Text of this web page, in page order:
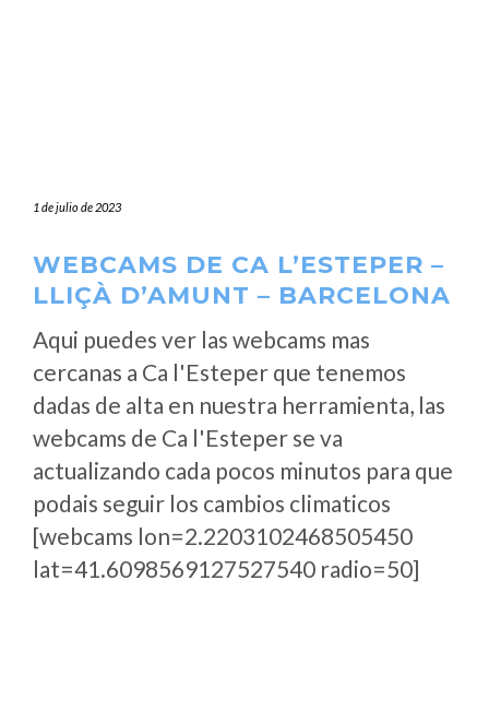
1 de julio de 2023
WEBCAMS DE CA L’ESTEPER –
LLIÇÀ D’AMUNT – BARCELONA
Aqui puedes ver las webcams mas
cercanas a Ca l'Esteper que tenemos
dadas de alta en nuestra herramienta, las
webcams de Ca l'Esteper se va
actualizando cada pocos minutos para que
podais seguir los cambios climaticos
[webcams lon=2.2203102468505450
lat=41.6098569127527540 radio=50]